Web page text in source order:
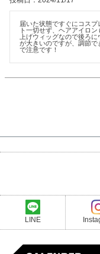
届いた状態ですぐにコス
ト一切せず、ヘアアイロ
上げウィッグなので後ろ
が大きいのですが、調節
で注意です！
LINE